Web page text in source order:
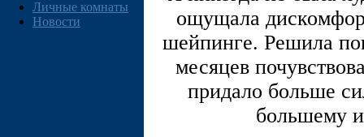
Личные комнаты
Новости
ощущала
шейпинге. Решила
месяцев
придало больше
большему